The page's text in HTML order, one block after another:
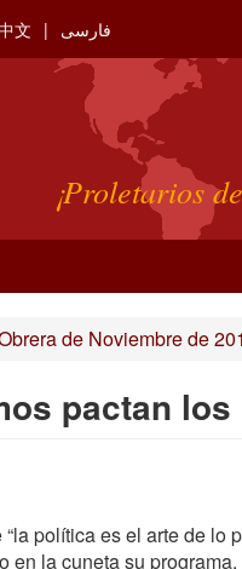
文 فارسی
¡Proletarios
de Noviembre de
pactan
política es el arte de lo
la cuneta su